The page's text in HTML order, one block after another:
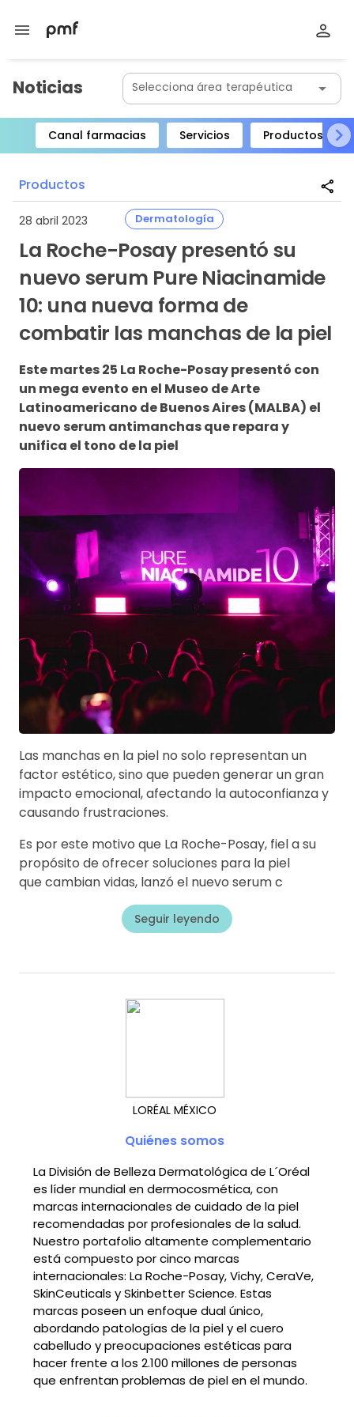
menu
Noticias Selecciona área terapéutica arrow_drop_down
Canal farmacias Servicios
Productos
Item
of
8
Productos share
28 abril 2023 Dermatología
La Roche-Posay presentó su
nuevo serum Pure Niacinamide
10: una nueva forma de
combatir las manchas de la piel
Este martes 25 La Roche-Posay presentó con
un mega evento en el Museo de Arte
Latinoamericano de Buenos Aires (MALBA) el
nuevo serum antimanchas que repara y
unifica el tono de la piel
Las manchas en la piel no solo representan un
factor estético, sino que pueden generar un gran
impacto emocional, afectando la autoconfianza y
causando frustraciones.
Es por este motivo que La Roche-Posay, fiel a su
propósito de ofrecer soluciones para la piel
que cambian vidas, lanzó el nuevo serum c
Seguir leyendo
LORÉAL MÉXICO
Quiénes somos
La División de Belleza Dermatológica de L´Oréal
es líder mundial en dermocosmética, con
marcas internacionales de cuidado de la piel
recomendadas por profesionales de la salud.
Nuestro portafolio altamente complementario
está compuesto por cinco marcas
internacionales: La Roche-Posay, Vichy, CeraVe,
SkinCeuticals y Skinbetter Science. Estas
marcas poseen un enfoque dual único,
abordando patologías de la piel y el cuero
cabelludo y preocupaciones estéticas para
hacer frente a los 2.100 millones de personas
que enfrentan problemas de piel en el mundo.